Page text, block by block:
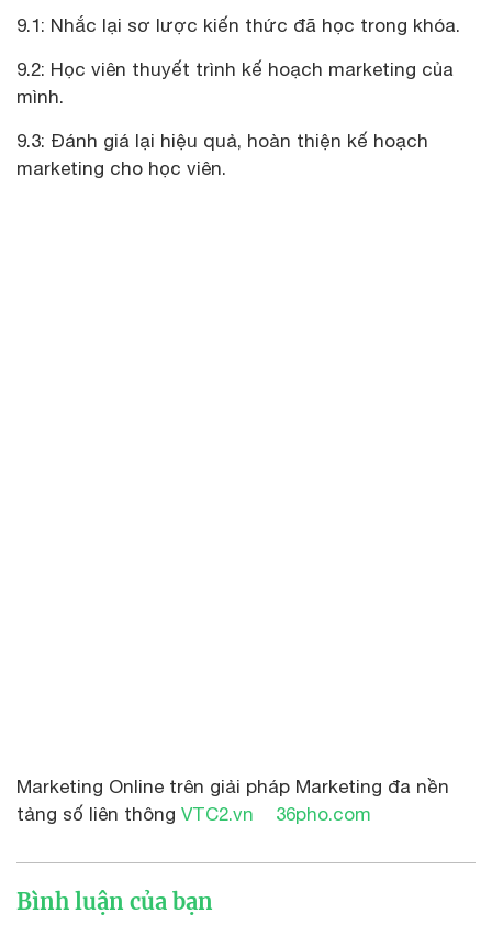
9.1: Nhắc lại sơ lược kiến thức đã học trong khóa.
9.2: Học viên thuyết trình kế hoạch marketing của
mình.
9.3: Đánh giá lại hiệu quả, hoàn thiện kế hoạch
marketing cho học viên.
Marketing Online trên giải pháp Marketing đa nền
tảng số liên thông VTC2.vn 36pho.com
Bình luận của bạn